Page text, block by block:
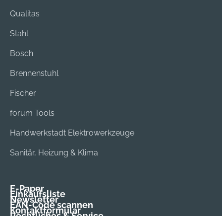
Qualitas
Stahl
Bosch
Brennenstuhl
Fischer
forum Tools
Handwerkstadt Elektrowerkzeuge
Sanitär, Heizung & Klima
E-Paper
Einkaufsliste
Newsletter
EAN-Code scannen
Kontaktformular